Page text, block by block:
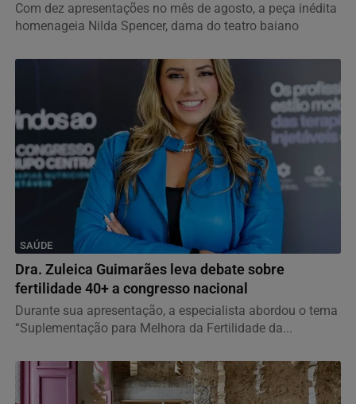
Com dez apresentações no mês de agosto, a peça inédita
homenageia Nilda Spencer, dama do teatro baiano
SAÚDE
Dra. Zuleica Guimarães leva debate sobre
fertilidade 40+ a congresso nacional
Durante sua apresentação, a especialista abordou o tema
“Suplementação para Melhora da Fertilidade da...